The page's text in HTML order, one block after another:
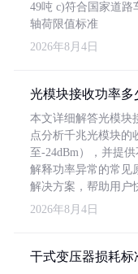
49吨 c)符合国家道路
轴荷限值标准
2026年8月4日
光模块接收功率多
本文详细解答光模块
点分析千兆光模块的
至-24dBm），并提
解释功率异常的常见
解决方案，帮助用户
2026年8月4日
干式变压器损耗